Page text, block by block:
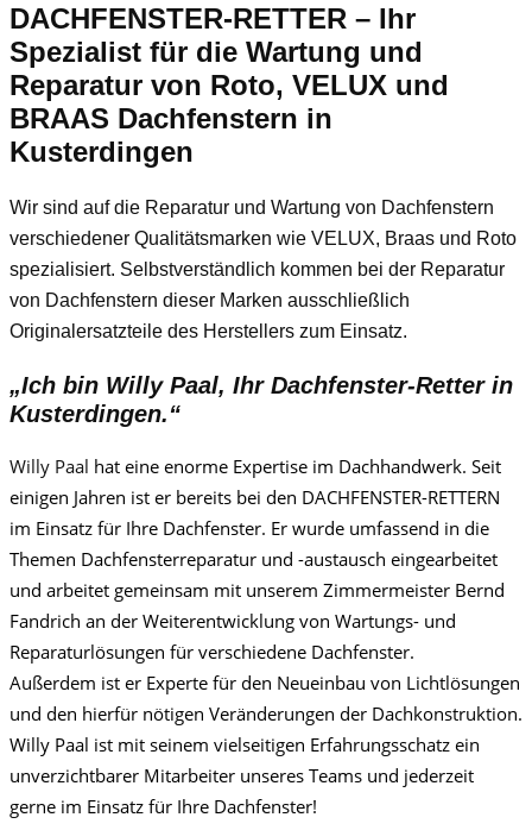
DACHFENSTER-RETTER – Ihr
Spezialist für die Wartung und
Reparatur von Roto, VELUX und
BRAAS Dachfenstern in
Kusterdingen
Wir sind auf die Reparatur und Wartung von Dachfenstern
verschiedener Qualitätsmarken wie VELUX, Braas und Roto
spezialisiert. Selbstverständlich kommen bei der Reparatur
von Dachfenstern dieser Marken ausschließlich
Originalersatzteile des Herstellers zum Einsatz.
„Ich bin Willy Paal, Ihr Dachfenster-Retter in
Kusterdingen.“
Willy Paal hat eine enorme Expertise im Dachhandwerk. Seit
einigen Jahren ist er bereits bei den DACHFENSTER-RETTERN
im Einsatz für Ihre Dachfenster. Er wurde umfassend in die
Themen Dachfensterreparatur und -austausch eingearbeitet
und arbeitet gemeinsam mit unserem Zimmermeister Bernd
Fandrich an der Weiterentwicklung von Wartungs- und
Reparaturlösungen für verschiedene Dachfenster.
Außerdem ist er Experte für den Neueinbau von Lichtlösungen
und den hierfür nötigen Veränderungen der Dachkonstruktion.
Willy Paal ist mit seinem vielseitigen Erfahrungsschatz ein
unverzichtbarer Mitarbeiter unseres Teams und jederzeit
gerne im Einsatz für Ihre Dachfenster!